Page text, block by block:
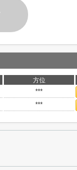
方位
***
***